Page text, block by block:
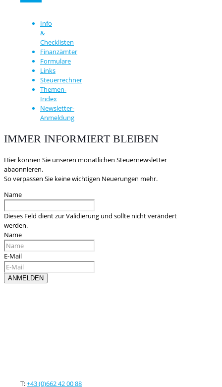
Info
&
Checklisten
Finanzämter
Formulare
Links
Steuerrechner
Themen-
Index
Newsletter-
Anmeldung
IMMER INFORMIERT BLEIBEN
Hier können Sie unseren monatlichen Steuernewsletter
abaonnieren.
So verpassen Sie keine wichtigen Neuerungen mehr.
Name
Dieses Feld dient zur Validierung und sollte nicht verändert
werden.
Name
E-Mail
T:+43 (0)662 42 00 88